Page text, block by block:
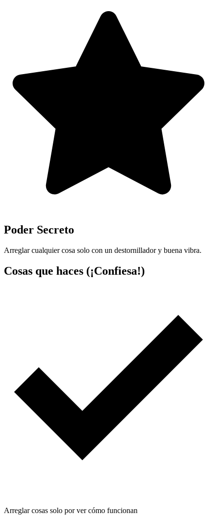
Poder Secreto
Arreglar cualquier cosa solo con un destornillador y buena vibra.
Cosas que haces (¡Confiesa!)
Arreglar cosas solo por ver cómo funcionan